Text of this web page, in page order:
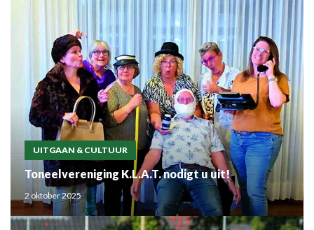
UITGAAN & CULTUUR
Toneelvereniging K.L.A.T. nodigt u uit!
2 oktober 2025